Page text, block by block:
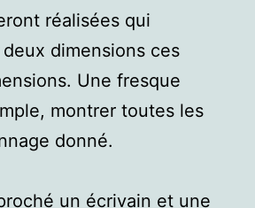
réalisées qui
dimensions ces
Une fresque
montrer toutes les
donné.
un écrivain et une